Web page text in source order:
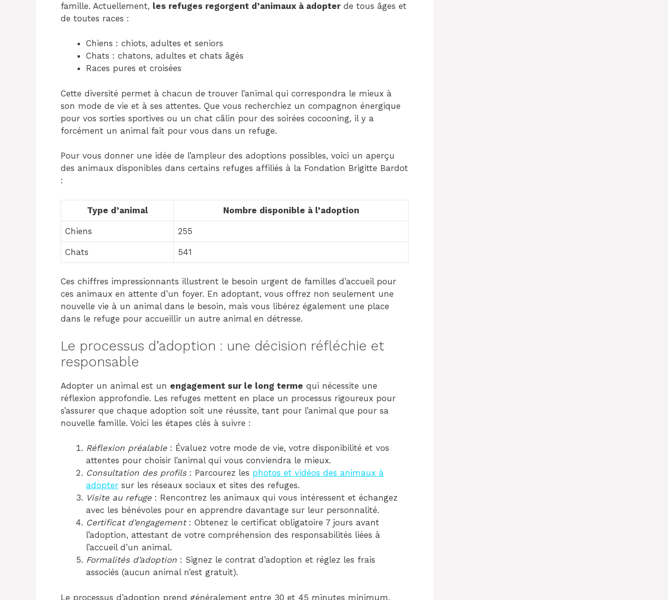
famille. Actuellement, les refuges regorgent d’animaux à adopterde tous âges et
de toutes races :
Chiens : chiots, adultes et seniors
Chats : chatons, adultes et chats âgés
Races pures et croisées
Cette diversité permet à chacun de trouver l’animal qui correspondra le mieux à
son mode de vie et à ses attentes. Que vous recherchiez un compagnon énergique
pour vos sorties sportives ou un chat câlin pour des soirées cocooning, il y a
forcément un animal fait pour vous dans un refuge.
Pour vous donner une idée de l’ampleur des adoptions possibles, voici un aperçu
des animaux disponibles dans certains refuges affiliés à la Fondation Brigitte Bardot
:
Type d’animal Nombre disponible à l’adoption
Chiens 255
Chats 541
Ces chiffres impressionnants illustrent le besoin urgent de familles d’accueil pour
ces animaux en attente d’un foyer. En adoptant, vous offrez non seulement une
nouvelle vie à un animal dans le besoin, mais vous libérez également une place
dans le refuge pour accueillir un autre animal en détresse.
Le processus d’adoption : une décision réfléchie et
responsable
Adopter un animal est un engagement sur le long terme qui nécessite une
réflexion approfondie. Les refuges mettent en place un processus rigoureux pour
s’assurer que chaque adoption soit une réussite, tant pour l’animal que pour sa
nouvelle famille. Voici les étapes clés à suivre :
Réflexion préalable : Évaluez votre mode de vie, votre disponibilité et vos
attentes pour choisir l’animal qui vous conviendra le mieux.
Consultation des profils: Parcourez les photos et vidéos des animaux à
adopter sur les réseaux sociaux et sites des refuges.
Visite au refuge : Rencontrez les animaux qui vous intéressent et échangez
avec les bénévoles pour en apprendre davantage sur leur personnalité.
Certificat d’engagement: Obtenez le certificat obligatoire 7 jours avant
l’adoption, attestant de votre compréhension des responsabilités liées à
l’accueil d’un animal.
Formalités d’adoption : Signez le contrat d’adoption et réglez les frais
associés (aucun animal n’est gratuit).
Le processus d’adoption prend généralement entre 30 et 45 minutes minimum,